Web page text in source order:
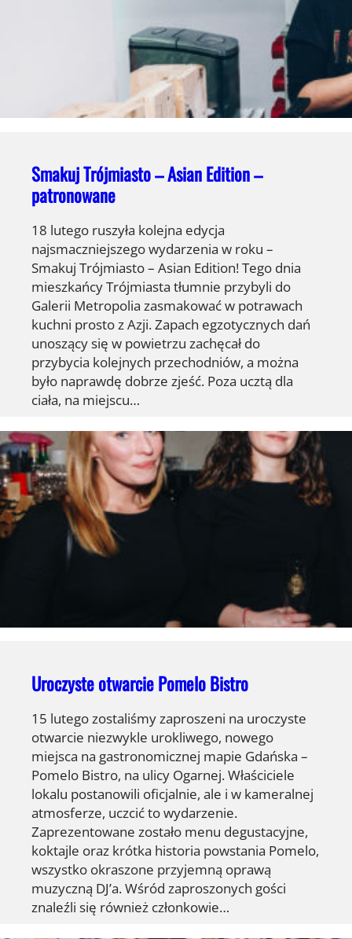
Smakuj Trójmiasto – Asian Edition –
patronowane
18 lutego ruszyła kolejna edycja
najsmaczniejszego wydarzenia w roku –
Smakuj Trójmiasto – Asian Edition! Tego dnia
mieszkańcy Trójmiasta tłumnie przybyli do
Galerii Metropolia zasmakować w potrawach
kuchni prosto z Azji. Zapach egzotycznych dań
unoszący się w powietrzu zachęcał do
przybycia kolejnych przechodniów, a można
było naprawdę dobrze zjeść. Poza ucztą dla
ciała, na miejscu…
Uroczyste otwarcie Pomelo Bistro
15 lutego zostaliśmy zaproszeni na uroczyste
otwarcie niezwykle urokliwego, nowego
miejsca na gastronomicznej mapie Gdańska –
Pomelo Bistro, na ulicy Ogarnej. Właściciele
lokalu postanowili oficjalnie, ale i w kameralnej
atmosferze, uczcić to wydarzenie.
Zaprezentowane zostało menu degustacyjne,
koktajle oraz krótka historia powstania Pomelo,
wszystko okraszone przyjemną oprawą
muzyczną DJ’a. Wśród zaproszonych gości
znaleźli się również członkowie…